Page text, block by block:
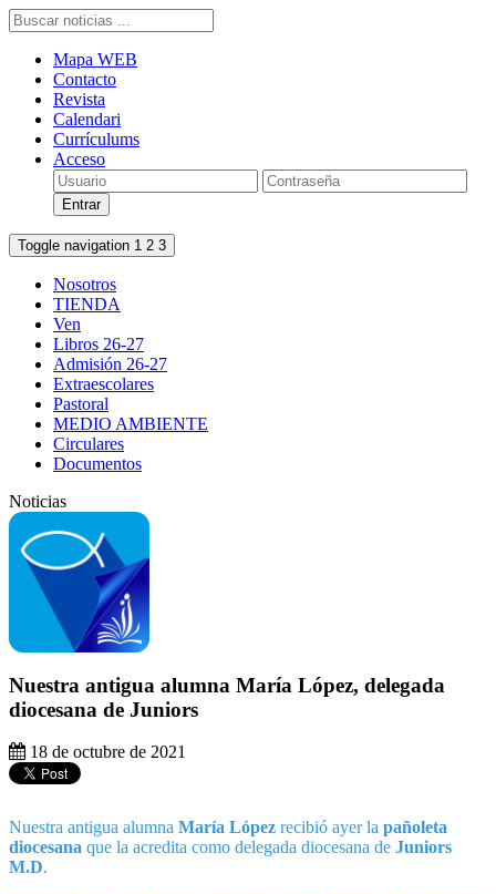
Mapa WEB
Contacto
Revista
Calendari
Currículums
Acceso
Toggle navigation 1 2 3
Nosotros
TIENDA
Ven
Libros 26-27
Admisión 26-27
Extraescolares
Pastoral
MEDIO AMBIENTE
Circulares
Documentos
Noticias
Nuestra antigua alumna María López, delegada
diocesana de Juniors
18 de octubre de 2021
Nuestra antigua alumna María López recibió ayer la pañoleta
diocesana que la acredita como delegada diocesana de Juniors
M.D.